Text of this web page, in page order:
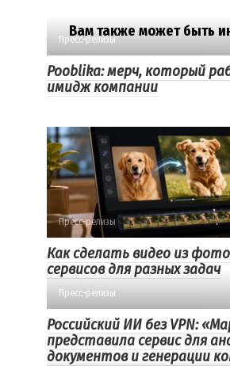
Вам также может быть
Пресс-релизы
Pooblika: мерч, который
имидж компании
Пресс-релизы
Как сделать видео из
сервисов для разных задач
Пресс-релизы
Российский ИИ без VPN:
представила сервис для
документов и генерации